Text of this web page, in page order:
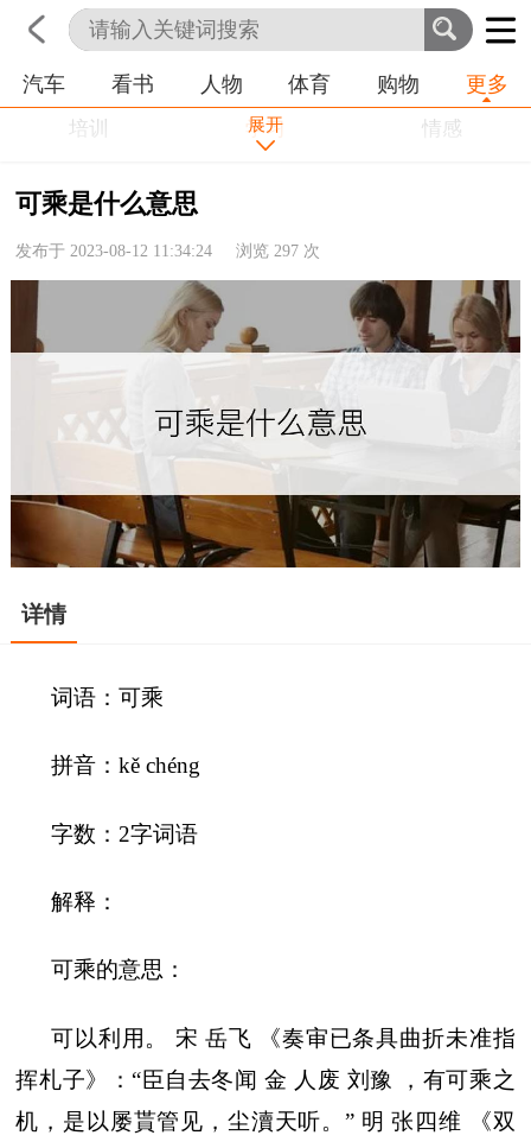
首页 科技 生活 职业
汽车 看书 人物 体育 购物 更多
培训 学习
情感
农业
健康
历史
展开
可乘是什么意思
发布于 2023-08-12 11:34:24 浏览297 次
详情
词语：可乘
拼音：kě chéng
字数：2字词语
解释：
可乘的意思：
可以利用。 宋 岳飞 《奏审已条具曲折未准指
挥札子》：“臣自去冬闻 金 人废 刘豫 ，有可乘之
机，是以屡貰管见，尘瀆天听。” 明 张四维 《双